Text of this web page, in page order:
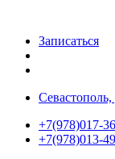
Записаться
+7(978)017-
+7(978)013-